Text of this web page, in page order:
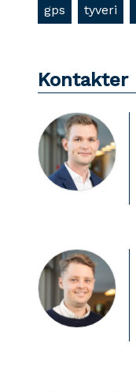
gps tyveri
Kontakter